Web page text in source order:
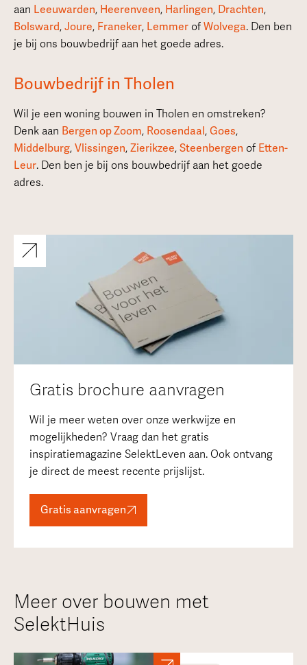
aan Leeuwarden, Heerenveen, Harlingen, Drachten,
Bolsward, Joure, Franeker, Lemmerof Wolvega. Den ben
je bij ons bouwbedrijf aan het goede adres.
Bouwbedrijf in Tholen
Wil je een woning bouwen in Tholen en omstreken?
Denk aan Bergen op Zoom, Roosendaal, Goes,
Middelburg, Vlissingen, Zierikzee, Steenbergen of Etten-
Leur. Den ben je bij ons bouwbedrijf aan het goede
adres.
Gratis brochure aanvragen
Wil je meer weten over onze werkwijze en
mogelijkheden? Vraag dan het gratis
inspiratiemagazine SelektLeven aan. Ook ontvang
je direct de meest recente prijslijst.
Gratis aanvragen
Meer over bouwen met
SelektHuis